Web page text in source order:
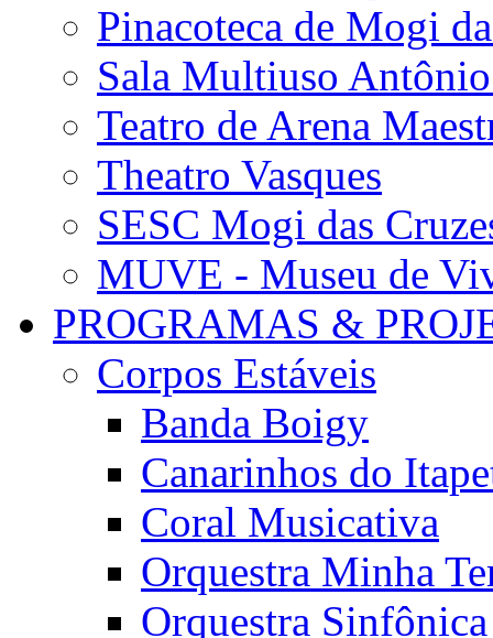
Pinacoteca de Mogi
Sala Multiuso
Teatro de Arena
Theatro Vasques
SESC Mogi das
MUVE - Museu de
PROGRAMAS &
Corpos Estáveis
Banda Boigy
Canarinhos do
Coral Musicativa
Orquestra Minha
Orquestra